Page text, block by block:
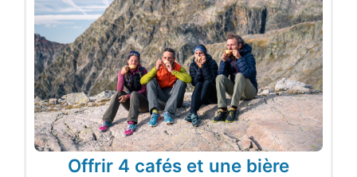
Offrir 4 cafés et une bière